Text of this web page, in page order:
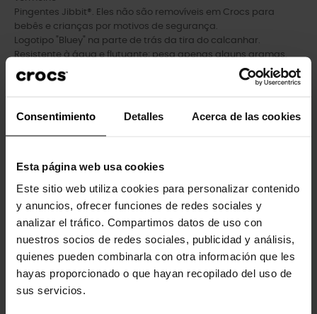
Consentimiento Detalles Acerca de las cookies
Esta página web usa cookies
Este sitio web utiliza cookies para personalizar contenido
y anuncios, ofrecer funciones de redes sociales y
analizar el tráfico. Compartimos datos de uso con
nuestros socios de redes sociales, publicidad y análisis,
quienes pueden combinarla con otra información que les
hayas proporcionado o que hayan recopilado del uso de
sus servicios.
Pingentes Jibbit®. Eles não são removíveis em Crocs para
bebês e crianças por motivos de segurança.
Logotipo "Bluey" na parte de trás da tira do calcanhar.
Resistente à água e flutuante; pesa apenas alguns gramas.
Projetado para maior respirabilidade.
Fácil de limpar e rápido de secar.
Personalizável com pingentes Jibbitz® adicionais.
Clientes que compraram este
produto também compraram:
-20% -20%